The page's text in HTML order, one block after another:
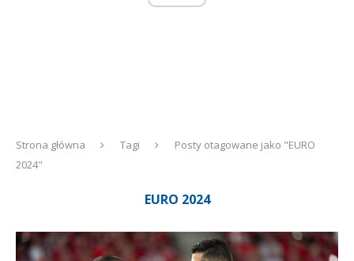
Strona główna Tagi
Posty otagowane jako "EURO
2024"
EURO 2024